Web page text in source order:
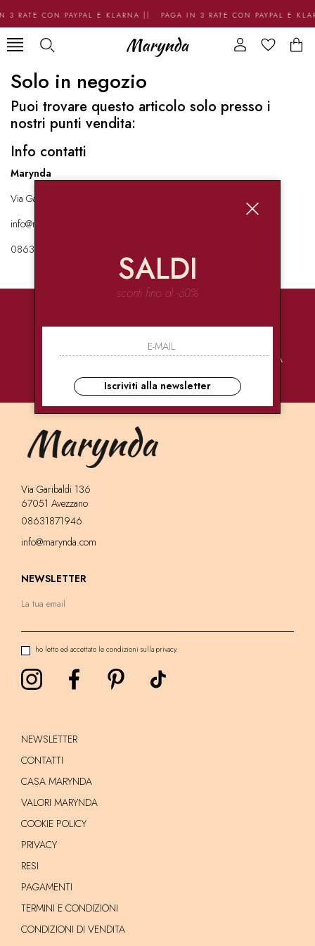
3 RATE CON PAYPAL E KLARNA || PAGA IN 3 RATE CON PAYPAL E
Solo in negozio
Puoi trovare questo articolo solo presso i
nostri punti vendita:
Info contatti
Marynda
Via Garibaldi 136 67051 Avezzano
info@marynda.com
08631871946
PAGAMENTI
CONSEGNE
ULTRA RAPIDE
ASSISTENZA
Via Garibaldi 136
67051 Avezzano
08631871946
info@marynda.com
NEWSLETTER
ho letto ed accettato le condizioni sulla privacy.
NEWSLETTER
CONTATTI
CASA MARYNDA
VALORI MARYNDA
COOKIE POLICY
PRIVACY
RESI
PAGAMENTI
TERMINI E CONDIZIONI
CONDIZIONI DI VENDITA
SALDI
sconti fino al -60%
Iscriviti alla newsletter